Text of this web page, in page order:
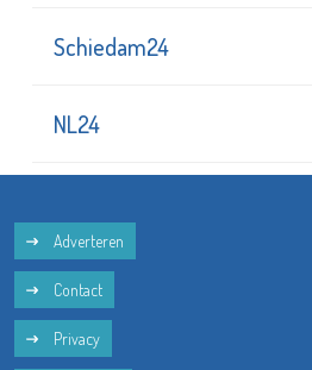
Schiedam24
NL24
Adverteren
Contact
Privacy